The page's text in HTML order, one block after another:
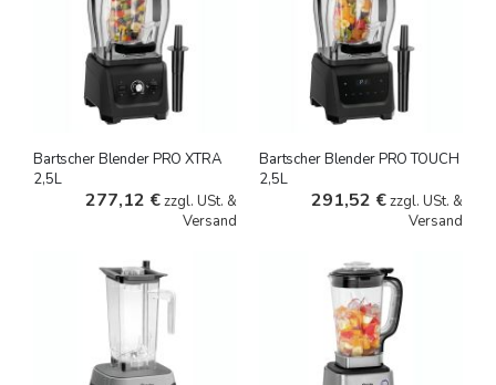
Bartscher Blender PRO XTRA
2,5L
277,12 €zzgl. USt. &
Versand
Bartscher Blender PRO TOUCH
2,5L
291,52 €zzgl. USt. &
Versand